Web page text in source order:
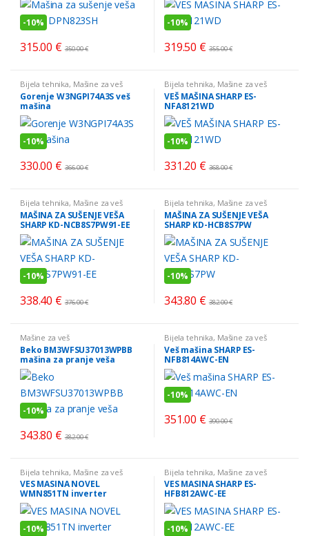
-10%
315.00 € 350.00€
-10%
319.50 € 355.00€
Bijela tehnika, Mašine za veš
Gorenje W3NGPI74A3S veš
mašina
-10%
330.00 € 366.00€
Bijela tehnika, Mašine za veš
VEŠ MAŠINA SHARP ES-
NFA8121WD
-10%
331.20 € 368.00€
Bijela tehnika, Mašine za veš
MAŠINA ZA SUŠENJE VEŠA
SHARP KD-NCB8S7PW91-EE
-10%
338.40 € 376.00€
Bijela tehnika, Mašine za veš
MAŠINA ZA SUŠENJE VEŠA
SHARP KD-HCB8S7PW
-10%
343.80 € 382.00€
Mašine za veš
Beko BM3WFSU37013WPBB
mašina za pranje veša
-10%
343.80 € 382.00€
Bijela tehnika, Mašine za veš
Veš mašina SHARP ES-
NFB814AWC-EN
-10%
351.00 € 390.00€
Bijela tehnika, Mašine za veš
VES MASINA NOVEL
WMN851TN inverter
-10%
Bijela tehnika, Mašine za veš
VES MASINA SHARP ES-
HFB812AWC-EE
-10%